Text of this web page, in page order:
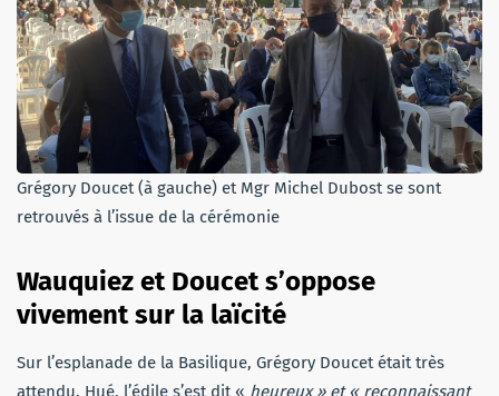
Grégory Doucet (à gauche) et Mgr Michel Dubost se sont
retrouvés à l’issue de la cérémonie
Wauquiez et Doucet s’oppose
vivement sur la laïcité
Sur l’esplanade de la Basilique, Grégory Doucet était très
attendu. Hué, l’édile s’est dit « heureux » et « reconnaissant